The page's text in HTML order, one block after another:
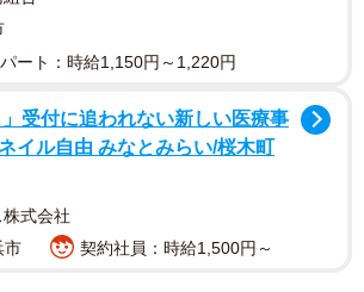
機の閉じ込め防止には100均のいたずら
パー。万一中に入ってもドア開けると
い仕組み。幼児の頃は1本だったけど、
たので2本。普段の洗濯時も大して不便
情報は何度も再掲！！」
ート：時給1,150円～1,220円
」受付に追われない新しい医療事
イル自由 みなとみらい/桜木町
株式会社
市
契約社員：時給1,500円～